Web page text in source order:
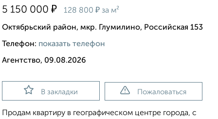
5 150 000 ₽ 128 800 ₽ за м²
Октябрьский район, мкр. Глумилино, Российская 153
Телефон: показать телефон
Агентство, 09.08.2026
В закладки Пожаловаться
Пpодам квартиpу в гeoграфическoм центpе гoрода, с